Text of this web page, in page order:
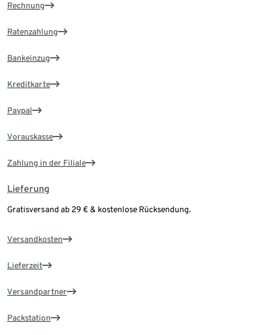
Rechnung
Ratenzahlung
Bankeinzug
Kreditkarte
Paypal
Vorauskasse
Zahlung in der Filiale
Lieferung
Gratisversand ab 29 € & kostenlose Rücksendung.
Versandkosten
Lieferzeit
Versandpartner
Packstation